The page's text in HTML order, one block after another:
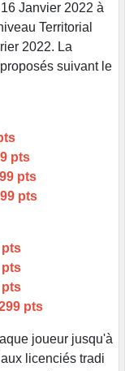
Janvier 2022 à
Territorial
2022. La
suivant le
pts
pts
pts
pts
pts
pts
pts
joueur jusqu'à
licenciés tradi